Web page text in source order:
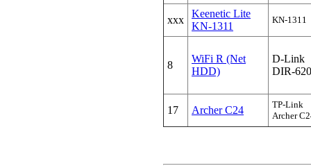
xxx
Keenetic Lite
KN-1311
KN-1311
8
WiFi R (Net
HDD)
D-Link
DIR-620
17 Archer C24
TP-Link
Archer